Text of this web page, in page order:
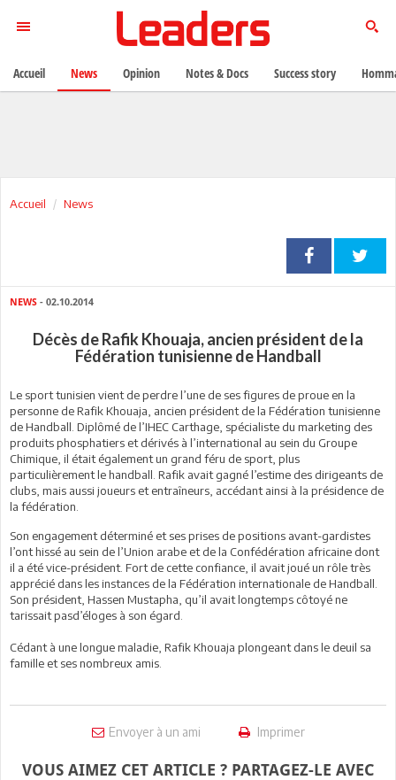
Accueil News
NEWS - 02.10.2014
Décès de Rafik Khouaja, ancien président de la
Fédération tunisienne de Handball
Le sport tunisien vient de perdre l’une de ses figures de proue en la
personne de Rafik Khouaja, ancien président de la Fédération tunisienne
de Handball. Diplômé de l’IHEC Carthage, spécialiste du marketing des
produits phosphatiers et dérivés à l’international au sein du Groupe
Chimique, il était également un grand féru de sport, plus
particulièrement le handball. Rafik avait gagné l’estime des dirigeants de
clubs, mais aussi joueurs et entraîneurs, accédant ainsi à la présidence de
la fédération.
Son engagement déterminé et ses prises de positions avant-gardistes
l’ont hissé au sein de l’Union arabe et de la Confédération africaine dont
il a été vice-président. Fort de cette confiance, il avait joué un rôle très
apprécié dans les instances de la Fédération internationale de Handball.
Son président, Hassen Mustapha, qu’il avait longtemps côtoyé ne
tarissait pasd’éloges à son égard.
Cédant à une longue maladie, Rafik Khouaja plongeant dans le deuil sa
famille et ses nombreux amis.
Envoyer à un ami Imprimer
VOUS AIMEZ CET ARTICLE ? PARTAGEZ-LE AVEC
Accueil News Opinion Notes & Docs Success story